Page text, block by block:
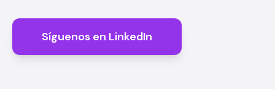
Síguenos en LinkedIn